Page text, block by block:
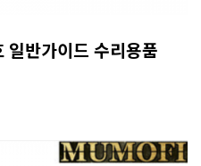
반가이드 수리용품